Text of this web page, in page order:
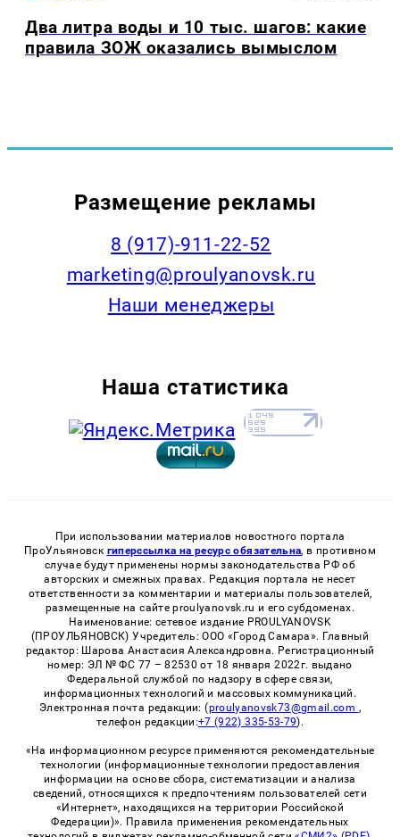
Два литра воды и 10 тыс. шагов: какие
правила ЗОЖ оказались вымыслом
Размещение рекламы
8 (917)-911-22-52
marketing@proulyanovsk.ru
Наши менеджеры
Наша статистика
При использовании материалов новостного портала
ПроУльяновск гиперссылка на ресурс обязательна, в противном
случае будут применены нормы законодательства РФ об
авторских и смежных правах. Редакция портала не несет
ответственности за комментарии и материалы пользователей,
размещенные на сайте proulyanovsk.ru и его субдоменах.
Наименование: сетевое издание PROULYANOVSK
(ПРОУЛЬЯНОВСК) Учредитель: ООО «Город Самара». Главный
редактор: Шарова Анастасия Александровна. Регистрационный
номер: ЭЛ № ФС 77 – 82530 от 18 января 2022г. выдано
Федеральной службой по надзору в сфере связи,
информационных технологий и массовых коммуникаций.
Электронная почта редакции: (proulyanovsk73@gmail.com ,
телефон редакции:+7 (922) 335-53-79).
«На информационном ресурсе применяются рекомендательные
технологии (информационные технологии предоставления
информации на основе сбора, систематизации и анализа
сведений, относящихся к предпочтениям пользователей сети
«Интернет», находящихся на территории Российской
Федерации)». Правила применения рекомендательных